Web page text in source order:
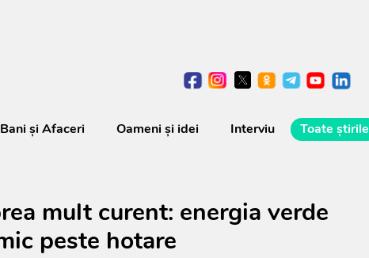
Bani și Afaceri Oameni şi idei Interviu Toate știrile
mult curent: energia verde
peste hotare